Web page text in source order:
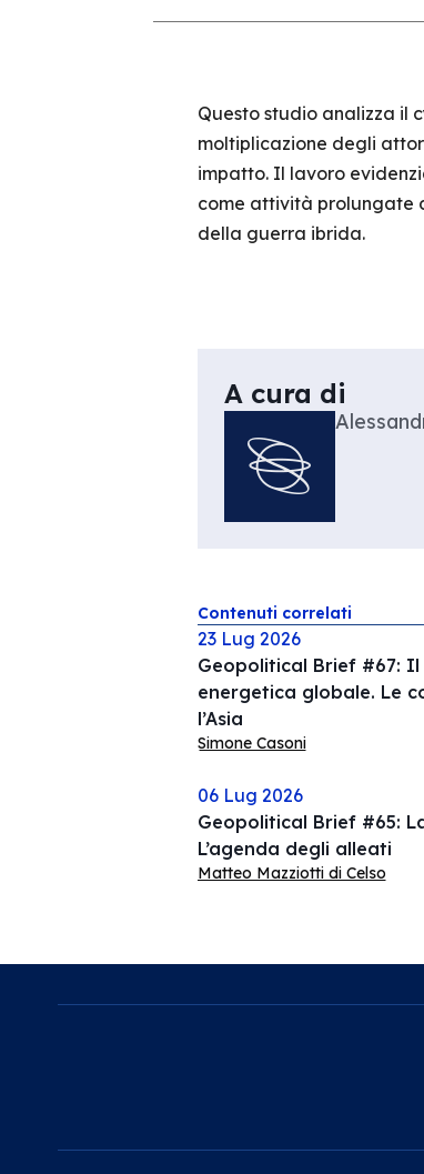
Questo studio analizza il
moltiplicazione degli
impatto. Il lavoro
come attività prolungate
della guerra ibrida.
A cura di
Contenuti correlati
23 Lug 2026
Geopolitical Brief #67:
energetica globale. Le
l’Asia
Simone Casoni
06 Lug 2026
Geopolitical Brief #65:
L’agenda degli alleati
Matteo Mazziotti di Celso